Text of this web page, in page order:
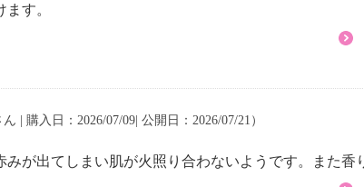
す。
ん | 購入日：2026/07/09| 公開日：2026/07/21）
が出てしまい肌が火照り合わないようです。また香